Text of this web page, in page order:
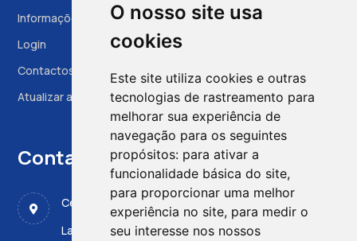
O nosso site usa
cookies
Este site utiliza cookies e outras
tecnologias de rastreamento para
melhorar sua experiência de
navegação para os seguintes
propósitos: para ativar a
funcionalidade básica do site,
para proporcionar uma melhor
experiência no site, para medir o
seu interesse nos nossos
Informações à Grávida
Login
Contactos
Atualizar as preferências das cookies
Contactos
Centro de Medicina Fetal, CMIN - ULS Santo António
Largo da Maternidade de Júlio Dinis 45